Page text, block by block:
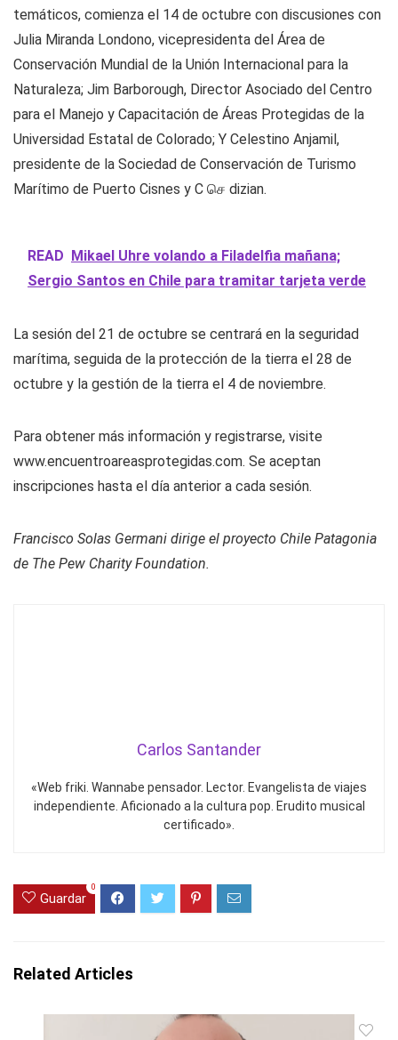
temáticos, comienza el 14 de octubre con discusiones con
Julia Miranda Londono, vicepresidenta del Área de
Conservación Mundial de la Unión Internacional para la
Naturaleza; Jim Barborough, Director Asociado del Centro
para el Manejo y Capacitación de Áreas Protegidas de la
Universidad Estatal de Colorado; Y Celestino Anjamil,
presidente de la Sociedad de Conservación de Turismo
Marítimo de Puerto Cisnes y C செ dizian.
READ Mikael Uhre volando a Filadelfia mañana;
Sergio Santos en Chile para tramitar tarjeta verde
La sesión del 21 de octubre se centrará en la seguridad
marítima, seguida de la protección de la tierra el 28 de
octubre y la gestión de la tierra el 4 de noviembre.
Para obtener más información y registrarse, visite
www.encuentroareasprotegidas.com. Se aceptan
inscripciones hasta el día anterior a cada sesión.
Francisco Solas Germani dirige el proyecto Chile Patagonia
de The Pew Charity Foundation.
Carlos Santander
«Web friki. Wannabe pensador. Lector. Evangelista de viajes
independiente. Aficionado a la cultura pop. Erudito musical
certificado».
Guardar
0
Related Articles